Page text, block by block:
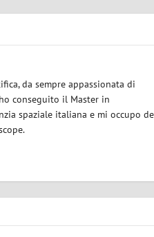
da sempre appassionata di
conseguito il Master in
spaziale italiana e mi occupo